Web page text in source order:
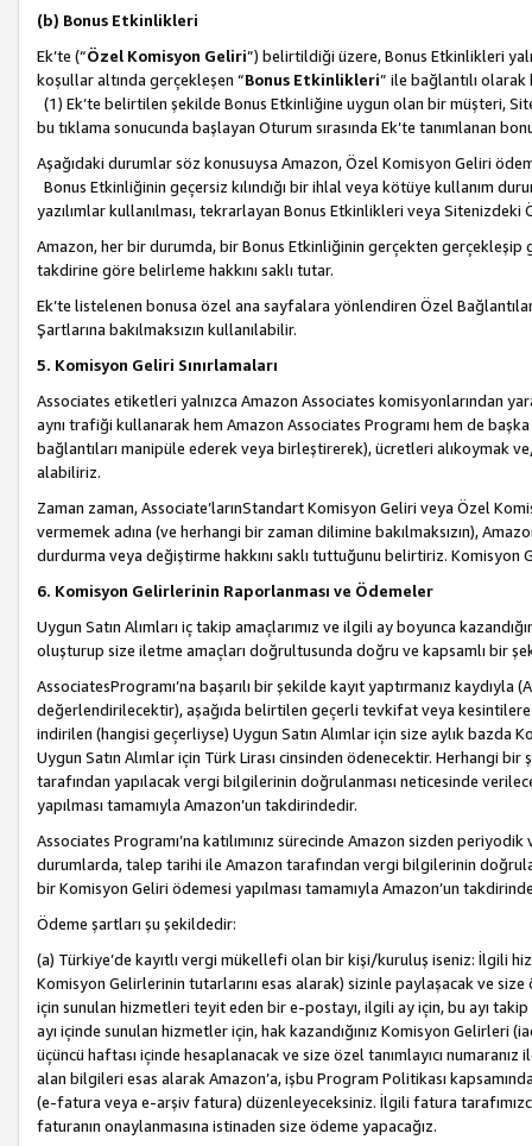
(b) Bonus Etkinlikleri
Ek’te (“Özel Komisyon Geliri”) belirtildiği üzere, Bonus Etkinlikleri
koşullar altında gerçekleşen “Bonus Etkinlikleri” ile bağlantılı olarak
(1) Ek’te belirtilen şekilde Bonus Etkinliğine uygun olan bir müşteri,
bu tıklama sonucunda başlayan Oturum sırasında Ek’te tanımlanan
Aşağıdaki durumlar söz konusuysa Amazon, Özel Komisyon Geliri
Bonus Etkinliğinin geçersiz kılındığı bir ihlal veya kötüye kullanım
yazılımlar kullanılması, tekrarlayan Bonus Etkinlikleri veya
Amazon, her bir durumda, bir Bonus Etkinliğinin gerçekten gerçekleşip
takdirine göre belirleme hakkını saklı tutar.
Ek’te listelenen bonusa özel ana sayfalara yönlendiren Özel
Şartlarına bakılmaksızın kullanılabilir.
5. Komisyon Geliri Sınırlamaları
Associates etiketleri yalnızca Amazon Associates komisyonlarından
aynı trafiği kullanarak hem Amazon Associates Programı hem de
bağlantıları manipüle ederek veya birleştirerek), ücretleri alıkoymak
alabiliriz.
Zaman zaman, Associate’larınStandart Komisyon Geliri veya Özel
vermemek adına (ve herhangi bir zaman dilimine bakılmaksızın),
durdurma veya değiştirme hakkını saklı tuttuğunu belirtiriz. Komisyon
6. Komisyon Gelirlerinin Raporlanması ve Ödemeler
Uygun Satın Alımları iç takip amaçlarımız ve ilgili ay boyunca
oluşturup size iletme amaçları doğrultusunda doğru ve kapsamlı bir
AssociatesProgramı’na başarılı bir şekilde kayıt yaptırmanız
değerlendirilecektir), aşağıda belirtilen geçerli tevkifat veya
indirilen (hangisi geçerliyse) Uygun Satın Alımlar için size aylık
Uygun Satın Alımlar için Türk Lirası cinsinden ödenecektir. Herhangi
tarafından yapılacak vergi bilgilerinin doğrulanması neticesinde
yapılması tamamıyla Amazon’un takdirindedir.
Associates Programı’na katılımınız sürecinde Amazon sizden
durumlarda, talep tarihi ile Amazon tarafından vergi bilgilerinin
bir Komisyon Geliri ödemesi yapılması tamamıyla Amazon’un
Ödeme şartları şu şekildedir:
(a) Türkiye’de kayıtlı vergi mükellefi olan bir kişi/kuruluş iseniz: İlgili
Komisyon Gelirlerinin tutarlarını esas alarak) sizinle paylaşacak ve
için sunulan hizmetleri teyit eden bir e-postayı, ilgili ay için, bu ayı
ayı içinde sunulan hizmetler için, hak kazandığınız Komisyon Gelirleri
üçüncü haftası içinde hesaplanacak ve size özel tanımlayıcı
alan bilgileri esas alarak Amazon’a, işbu Program Politikası
(e-fatura veya e-arşiv fatura) düzenleyeceksiniz. İlgili fatura
faturanın onaylanmasına istinaden size ödeme yapacağız.